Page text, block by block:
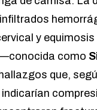
y equimosis
como
que,